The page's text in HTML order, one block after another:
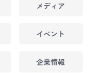
メディア
イベント
企業情報